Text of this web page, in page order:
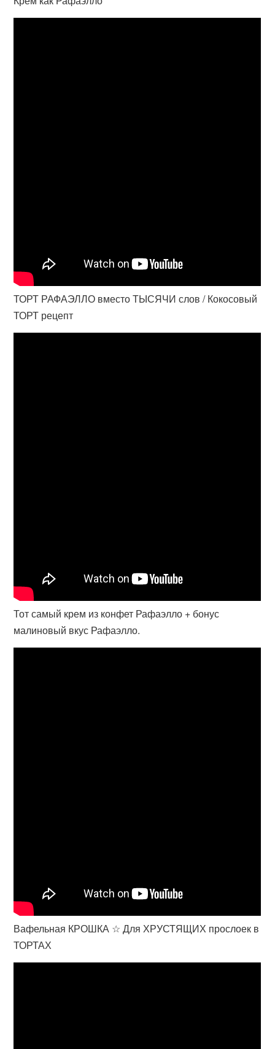
ТОРТ РАФАЭЛЛО вместо ТЫСЯЧИ слов / Кокосовый
ТОРТ рецепт
Тот самый крем из конфет Рафаэлло + бонус
малиновый вкус Рафаэлло.
Вафельная КРОШКА ☆ Для ХРУСТЯЩИХ прослоек в
ТОРТАХ